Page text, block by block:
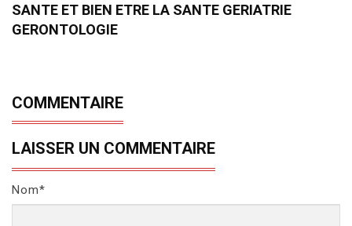
SANTE ET BIEN ETRE LA SANTE GERIATRIE
GERONTOLOGIE
COMMENTAIRE
LAISSER UN COMMENTAIRE
Nom*